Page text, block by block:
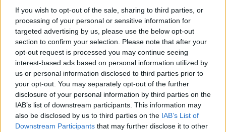
If you wish to opt-out of the sale, sharing to third parties, or
processing of your personal or sensitive information for
targeted advertising by us, please use the below opt-out
section to confirm your selection. Please note that after your
opt-out request is processed you may continue seeing
interest-based ads based on personal information utilized by
us or personal information disclosed to third parties prior to
your opt-out. You may separately opt-out of the further
disclosure of your personal information by third parties on the
IAB’s list of downstream participants. This information may
also be disclosed by us to third parties on the IAB’s List of
Downstream Participants that may further disclose it to other
Ήττας” στην
Πτολεμαΐδα (Βίντεο)
8 Αυγούστου 2026, 1:57 μμ
Κλεισούρας” – Του
Μιχάλη Ραμπίδη
8 Αυγούστου 2026, 1:31 μμ